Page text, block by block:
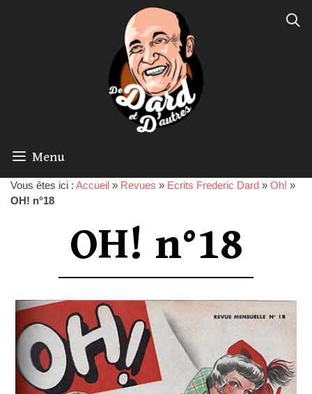
Menu
Vous êtes ici : Accueil » Revues » Ecrits Frederic Dard » Oh! »
OH! n°18
OH! n°18